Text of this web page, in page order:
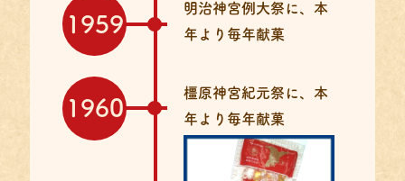
1959
明治神宮例大祭に、 本
年より毎年献菓
1960
橿原神宮紀元祭に、 本
年より毎年献菓